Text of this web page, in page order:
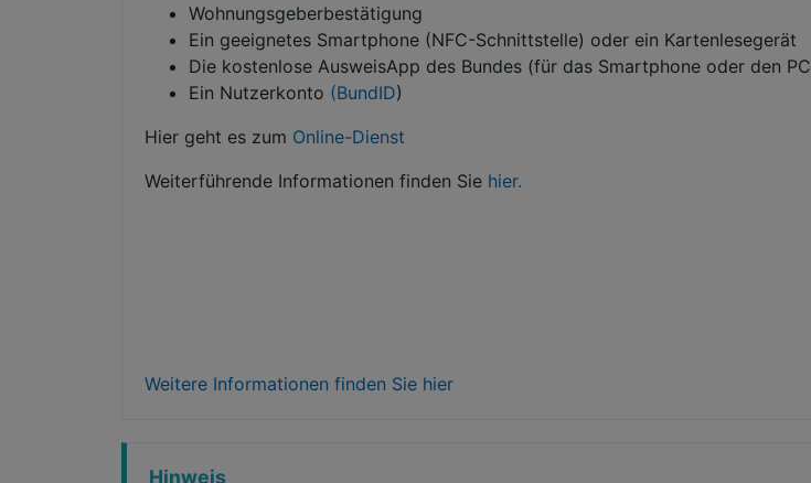
Wohnungsgeberbestätigung
Ein geeignetes Smartphone (NFC-Schnittstelle) oder ein Kartenlesegerät
Die kostenlose AusweisApp des Bundes (für das Smartphone oder den PC
Ein Nutzerkonto (BundID)
Hier geht es zum Online-Dienst
Weiterführende Informationen finden Sie hier.
Weitere Informationen finden Sie hier
Hinweis